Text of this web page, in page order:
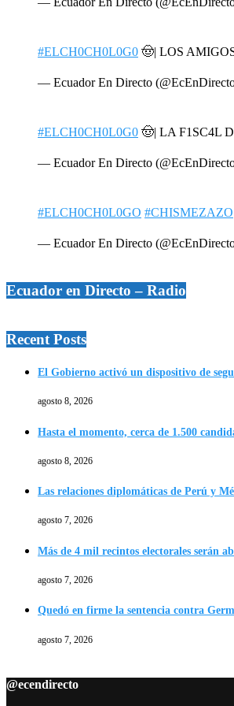
#ELCH0CH0L0G0 🤠| LOS
— Ecuador En Directo
#ELCH0CH0L0G0 🤠| LA F1SC4L
— Ecuador En Directo
#ELCH0CH0L0GO #CHISMEZAZO
— Ecuador En Directo
Ecuador en Directo – Radio
Recent Posts
El Gobierno activó un dispositivo de
agosto 8, 2026
Hasta el momento, cerca de 1.500
agosto 8, 2026
Las relaciones diplomáticas de Perú y
agosto 7, 2026
Más de 4 mil recintos electorales serán
agosto 7, 2026
Quedó en firme la sentencia contra
agosto 7, 2026
@ecendirecto